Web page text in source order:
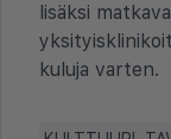
lisäksi
kuluja varten.